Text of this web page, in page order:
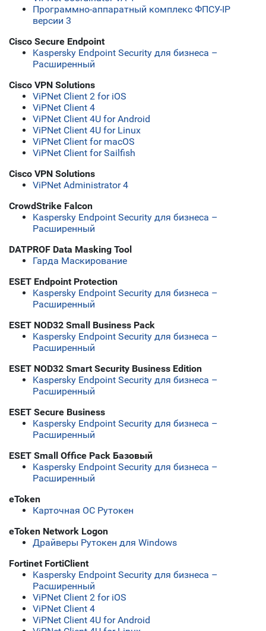
Программно-аппаратный комплекс ФПСУ-IP
версии 3
Cisco Secure Endpoint
Kaspersky Endpoint Security для бизнеса –
Расширенный
Cisco VPN Solutions
ViPNet Client 2 for iOS
ViPNet Client 4
ViPNet Client 4U for Android
ViPNet Client 4U for Linux
ViPNet Client for macOS
ViPNet Client for Sailfish
Cisco VPN Solutions
ViPNet Administrator 4
CrowdStrike Falcon
Kaspersky Endpoint Security для бизнеса –
Расширенный
DATPROF Data Masking Tool
Гарда Маскирование
ESET Endpoint Protection
Kaspersky Endpoint Security для бизнеса –
Расширенный
ESET NOD32 Small Business Pack
Kaspersky Endpoint Security для бизнеса –
Расширенный
ESET NOD32 Smart Security Business Edition
Kaspersky Endpoint Security для бизнеса –
Расширенный
ESET Secure Business
Kaspersky Endpoint Security для бизнеса –
Расширенный
ESET Small Office Pack Базовый
Kaspersky Endpoint Security для бизнеса –
Расширенный
eToken
Карточная ОС Рутокен
eToken Network Logon
Драйверы Рутокен для Windows
Fortinet FortiClient
Kaspersky Endpoint Security для бизнеса –
Расширенный
ViPNet Client 2 for iOS
ViPNet Client 4
ViPNet Client 4U for Android